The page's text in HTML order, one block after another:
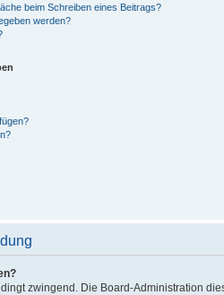
beim Schreiben eines Beitrags?
werden?
zwingend. Die Board-Administration